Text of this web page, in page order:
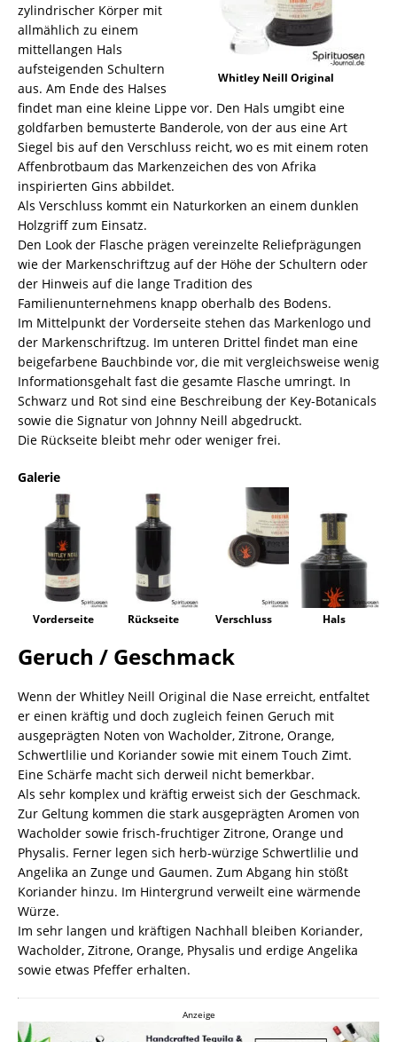
Whitley Neill Original
zylindrischer Körper mit
allmählich zu einem
mittellangen Hals
aufsteigenden Schultern
aus. Am Ende des Halses
findet man eine kleine Lippe vor. Den Hals umgibt eine
goldfarben bemusterte Banderole, von der aus eine Art
Siegel bis auf den Verschluss reicht, wo es mit einem roten
Affenbrotbaum das Markenzeichen des von Afrika
inspirierten Gins abbildet.
Als Verschluss kommt ein Naturkorken an einem dunklen
Holzgriff zum Einsatz.
Den Look der Flasche prägen vereinzelte Reliefprägungen
wie der Markenschriftzug auf der Höhe der Schultern oder
der Hinweis auf die lange Tradition des
Familienunternehmens knapp oberhalb des Bodens.
Im Mittelpunkt der Vorderseite stehen das Markenlogo und
der Markenschriftzug. Im unteren Drittel findet man eine
beigefarbene Bauchbinde vor, die mit vergleichsweise wenig
Informationsgehalt fast die gesamte Flasche umringt. In
Schwarz und Rot sind eine Beschreibung der Key-Botanicals
sowie die Signatur von Johnny Neill abgedruckt.
Die Rückseite bleibt mehr oder weniger frei.
Galerie
Vorderseite Rückseite Verschluss Hals
Geruch / Geschmack
Wenn der Whitley Neill Original die Nase erreicht, entfaltet
er einen kräftig und doch zugleich feinen Geruch mit
ausgeprägten Noten von Wacholder, Zitrone, Orange,
Schwertlilie und Koriander sowie mit einem Touch Zimt.
Eine Schärfe macht sich derweil nicht bemerkbar.
Als sehr komplex und kräftig erweist sich der Geschmack.
Zur Geltung kommen die stark ausgeprägten Aromen von
Wacholder sowie frisch-fruchtiger Zitrone, Orange und
Physalis. Ferner legen sich herb-würzige Schwertlilie und
Angelika an Zunge und Gaumen. Zum Abgang hin stößt
Koriander hinzu. Im Hintergrund verweilt eine wärmende
Würze.
Im sehr langen und kräftigen Nachhall bleiben Koriander,
Wacholder, Zitrone, Orange, Physalis und erdige Angelika
sowie etwas Pfeffer erhalten.
Anzeige